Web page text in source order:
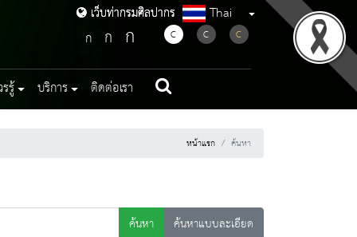
เว็บท่ากรมศิลปากร
เว็บท่ากรมศิลปากร Thai
ก ก ก C C C
รู้ บริการ ติดต่อเรา
หน้าแรก ค้นหา
ค้นหา
ค้นหาแบบละเอียด